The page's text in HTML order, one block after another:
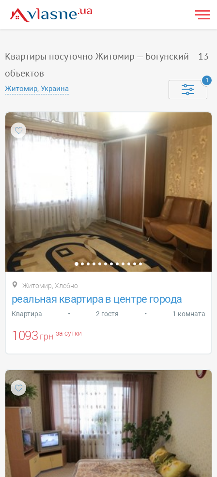
Квартиры посуточно Житомир — Богунский
13
объектов
Житомир, Украина
1
Житомир, Хлебно
реальная квартира в центре города
Квартира • 2 гостя • 1 комната
1093 грн за сутки